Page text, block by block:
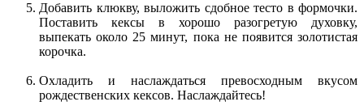
Добавить клюкву, выложить сдобное тесто в формочки.
Поставить кексы в хорошо разогретую духовку,
выпекать около 25 минут, пока не появится золотистая
корочка.
Охладить и наслаждаться превосходным вкусом
рождественских кексов. Наслаждайтесь!